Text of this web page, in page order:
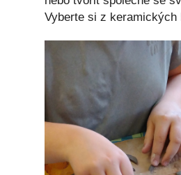
Vyberte si z keramických